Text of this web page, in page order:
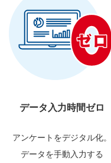
データ入力時間ゼロ
アンケートをデジタル化。
データを手動入力する